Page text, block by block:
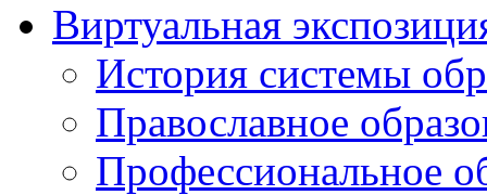
Виртуальная
История системы
Православное
Профессиональное